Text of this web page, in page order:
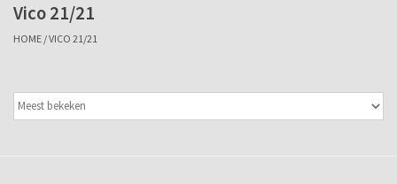
Ringband Flip-overs
Vico 21/21
HOME /VICO 21/21